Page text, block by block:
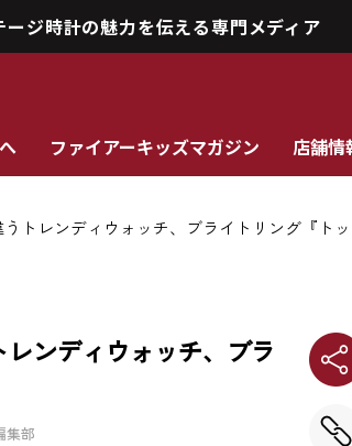
ージ時計の魅力を伝える専門メディア
ファイアーキッズマガジン 店舗情
トレンディウォッチ、ブライトリング『トッ
ンディウォッチ、ブラ
集部